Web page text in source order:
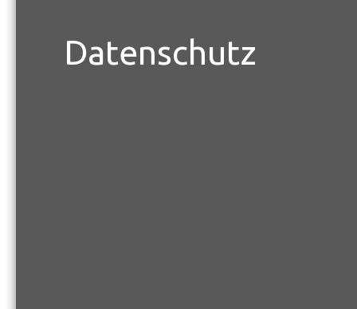
Datenschutz